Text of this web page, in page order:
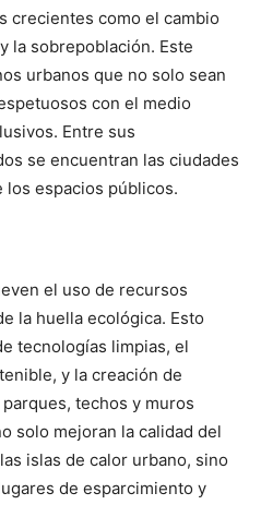
crecientes como el cambio
la sobrepoblación. Este
urbanos que no solo sean
con el medio
Entre sus
se encuentran las ciudades
espacios públicos.
el uso de recursos
la huella ecológica. Esto
tecnologías limpias, el
y la creación de
techos y muros
solo mejoran la calidad del
islas de calor urbano, sino
de esparcimiento y